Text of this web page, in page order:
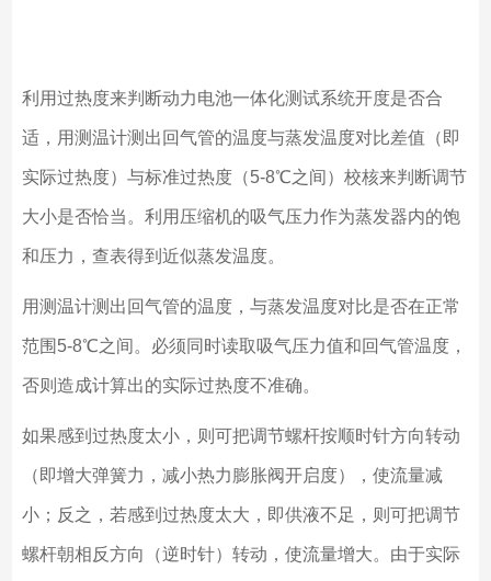
利用过热度来判断动力电池一体化测试系统开度是否合
适，用测温计测出回气管的温度与蒸发温度对比差值（即
实际过热度）与标准过热度（5-8℃之间）校核来判断调节
大小是否恰当。利用压缩机的吸气压力作为蒸发器内的饱
和压力，查表得到近似蒸发温度。
用测温计测出回气管的温度，与蒸发温度对比是否在正常
范围5-8℃之间。必须同时读取吸气压力值和回气管温度，
否则造成计算出的实际过热度不准确。
如果感到过热度太小，则可把调节螺杆按顺时针方向转动
（即增大弹簧力，减小热力膨胀阀开启度），使流量减
小；反之，若感到过热度太大，即供液不足，则可把调节
螺杆朝相反方向（逆时针）转动，使流量增大。由于实际